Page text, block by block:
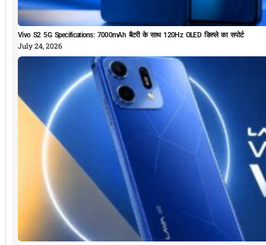
Vivo S2 5G Specifications: 7000mAh बैटरी के साथ 120Hz OLED डिस्प्ले का सपोर्ट
July 24, 2026